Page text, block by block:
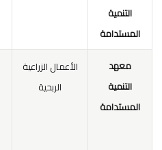
التنمية
المستدامة
معهد
التنمية
المستدامة
الأعمال الزراعية
الربحية